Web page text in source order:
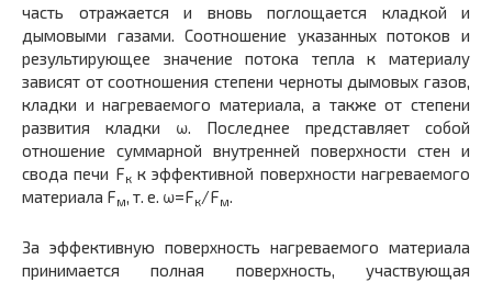
часть отражается и вновь поглощается кладкой и
дымовыми газами. Соотношение указанных потоков и
результиру­ющее значение потока тепла к материалу
зависят от соотношения степени черноты дымовых газов,
кладки и нагреваемого материала, а также от степени
развития кладки ω. Последнее представляет собой
отношение суммарной внутренней поверхности стен и
свода печи Fкк эффективной поверхности нагреваемого
материала Fм, т. е. ω=Fк/Fм.
За эффективную поверхность нагреваемого матери­ала
принимается полная поверхность, участвующая